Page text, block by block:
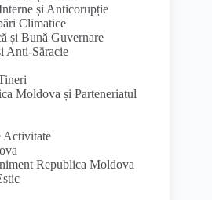
și Anticorupție
Climatice
și Bună Guvernare
Anti-Săracie
Moldova și Parteneriatul
Activitate
Republica Moldova